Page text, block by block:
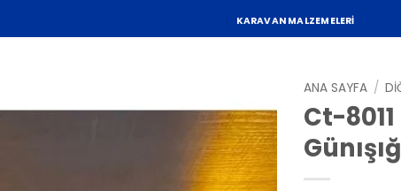
KARAVAN MALZEMELERI
ANA SAYFA /
Ct-